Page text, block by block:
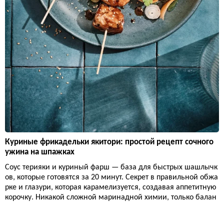
Куриные фрикадельки якитори: простой рецепт сочного
ужина на шпажках
Соус терияки и куриный фарш — база для быстрых шашлычк
ов, которые готовятся за 20 минут. Секрет в правильной обжа
рке и глазури, которая карамелизуется, создавая аппетитную
корочку. Никакой сложной маринадной химии, только балан